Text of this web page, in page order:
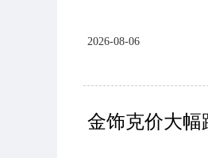
2026-08-06
金饰克价大幅